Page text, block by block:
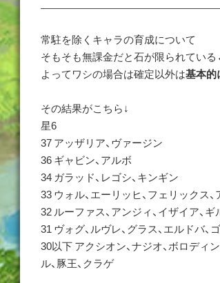
常駐を除くキャラの育成について
そもそも無課金だと石が限られてい
よってワシの場合は確定以外は基本的
その結果がこちら↓
星6
37 アッザリア、ヴァージン
36 ギャビン、アルボ
34 ガラッド、レゴシ、キンギン
33 ウォル、エーリッヒ、フェリックス
32 ルーファス、アンジィ、イザイア、ギ
31 ヴォグ、ルヴレ、グラス、エルドバ、
30以下 アクシオン、ナジオ、ボロディン
ル、豚王、クラゲ